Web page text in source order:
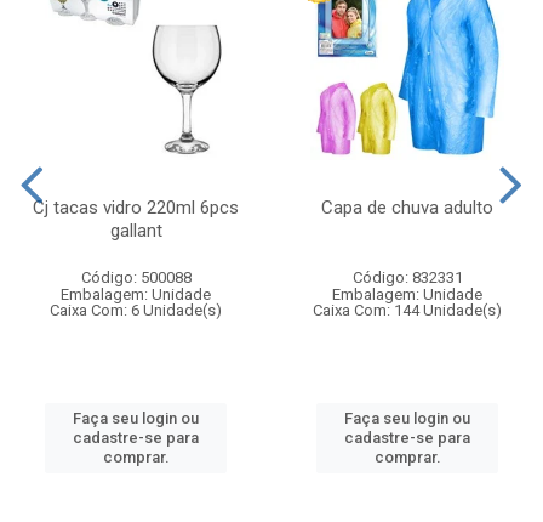
Cj tacas vidro 220ml 6pcs
gallant
Código: 500088
Embalagem: Unidade
Caixa Com: 6 Unidade(s)
Faça seu login ou
cadastre-se para
comprar.
Capa de chuva adulto
Código: 832331
Embalagem: Unidade
Caixa Com: 144 Unidade(s)
Faça seu login ou
cadastre-se para
comprar.